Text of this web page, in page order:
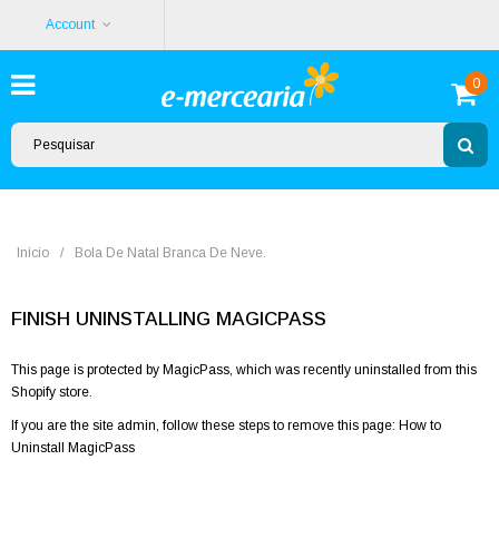
Account
0
Início / Bola De Natal Branca De Neve.
FINISH UNINSTALLING MAGICPASS
This page is protected by MagicPass, which was recently uninstalled from this
Shopify store.
If you are the site admin, follow these steps to remove this page: How to
Uninstall MagicPass